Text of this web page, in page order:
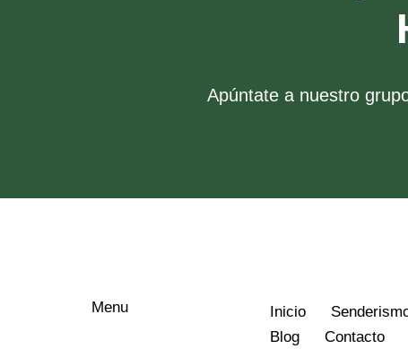
Apúntate a nuestro
Menu Inicio
Blog
Contacto